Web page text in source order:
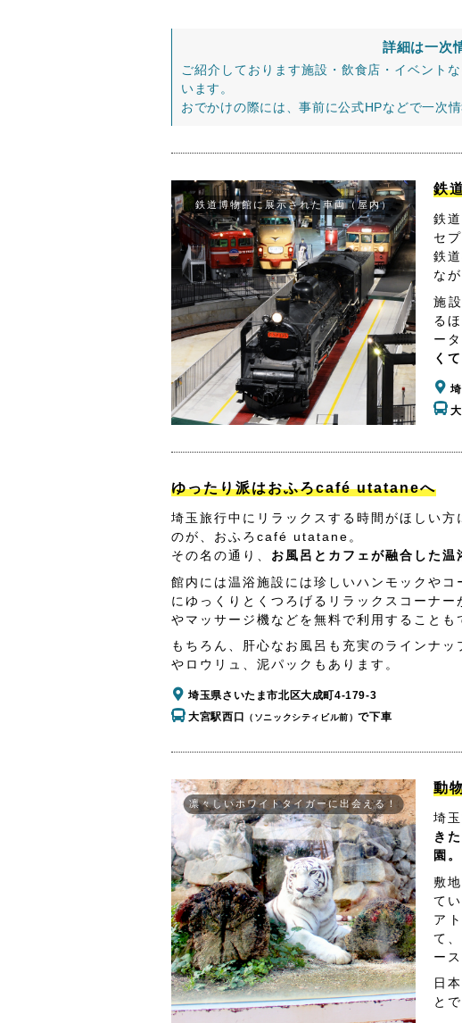
詳細は一次
ご紹介しております施設・飲食店・イベント
います。
おでかけの際には、事前に公式HPなどで一次
鉄道博物館に展示された車両（屋内）
鉄
鉄
セ
鉄
な
施
る
ー
く
ゆったり派はおふろcafé utataneへ
埼玉旅行中にリラックスする時間がほしい方
のが、おふろcafé utatane。
その名の通り、 お風呂とカフェが融合した温
館内には温浴施設には珍しいハンモックやコ
にゆっくりとくつろげるリラックスコーナー
やマッサージ機などを無料で利用することも
もちろん、肝心なお風呂も充実のラインナッ
やロウリュ、泥パックもあります。
埼玉県さいたま市北区大成町4-179-3
大宮駅西口
（ソニックシティビル前）で下車
凛々しいホワイトタイガーに出会える！
動
埼
き
園。
敷
てい
ア
て
ー
日
と